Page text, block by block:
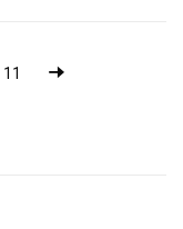
11